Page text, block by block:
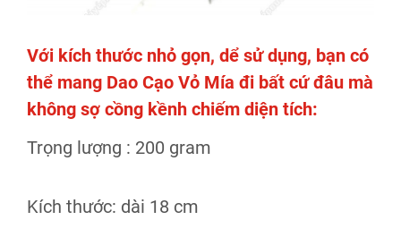
Với kích thước nhỏ gọn, dể sử dụng, bạn có
thể mang Dao Cạo Vỏ Mía đi bất cứ đâu mà
không sợ cồng kềnh chiếm diện tích:
Trọng lượng : 200 gram
Kích thước: dài 18 cm